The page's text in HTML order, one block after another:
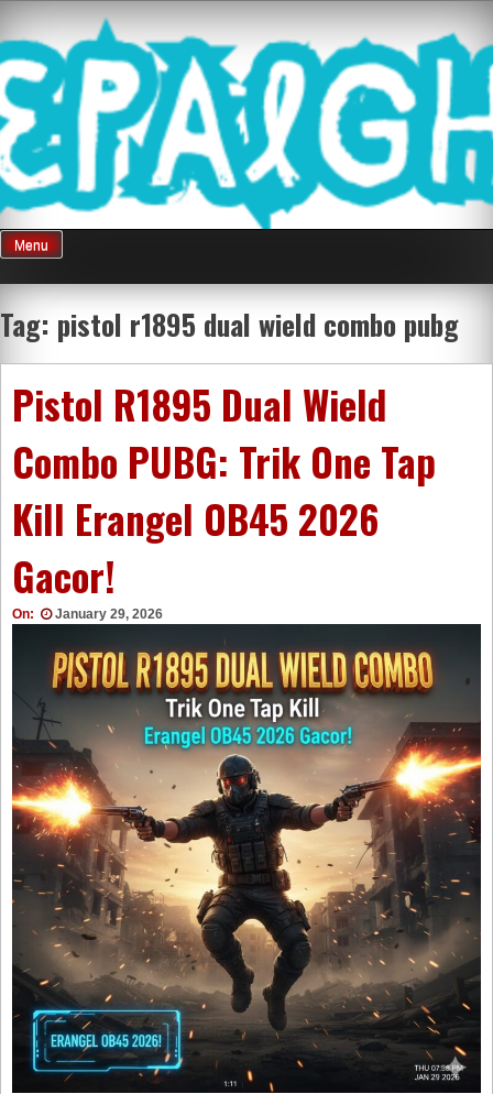
content
Mnepalghopa
Review Game
Terkini Paling
Seluruh Di
Indonesia
Menu
Tag: pistol r1895 dual wield combo pubg
Pistol R1895 Dual Wield
Combo PUBG: Trik One Tap
Kill Erangel OB45 2026
Gacor!
On: January 29, 2026